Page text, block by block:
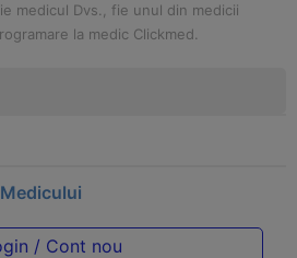
medicul Dvs., fie unul din medicii
la medic Clickmed.
/ Cont nou